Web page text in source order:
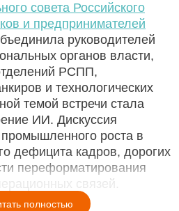
совета Российского
и предпринимателей
руководителей
органов власти,
РСПП,
и технологических
темой встречи стала
ИИ. Дискуссия
промышленного роста в
дефицита кадров, дорогих
переформатирования
связей.
полностью